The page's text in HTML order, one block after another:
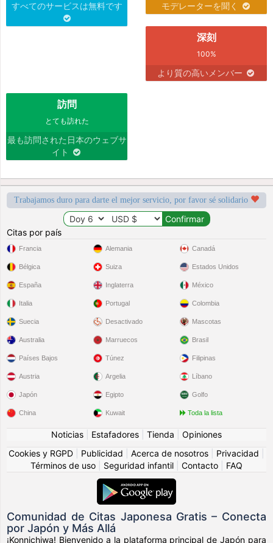
すべてのサービスは無料です モデレーターを聞く
深刻
100%
より質の高いメンバー
訪問
とても訪れた
最も訪問された日本のウェブサ
イト
Trabajamos duro para darte el mejor servicio, por favor sé solidario
Citas por país
Francia
Bélgica
España
Italia
Suecia
Alemania
Suiza
Inglaterra
Portugal
Desactivado
Canadá
Estados Unidos
México
Colombia
Mascotas
Australia
Países Bajos
Austria
Japón
China
Marruecos
Túnez
Argelia
Egipto
Kuwait
Brasil
Filipinas
Líbano
Golfo
Toda la lista
Noticias Estafadores Tienda
Opiniones
Cookies y RGPD
Publicidad Acerca de nosotros Privacidad
Términos de uso
Seguridad infantil Contacto FAQ
Comunidad de Citas Japonesa Gratis – Conecta
por Japón y Más Allá
¡Konnichiwa! Bienvenido a la plataforma principal de Japón para